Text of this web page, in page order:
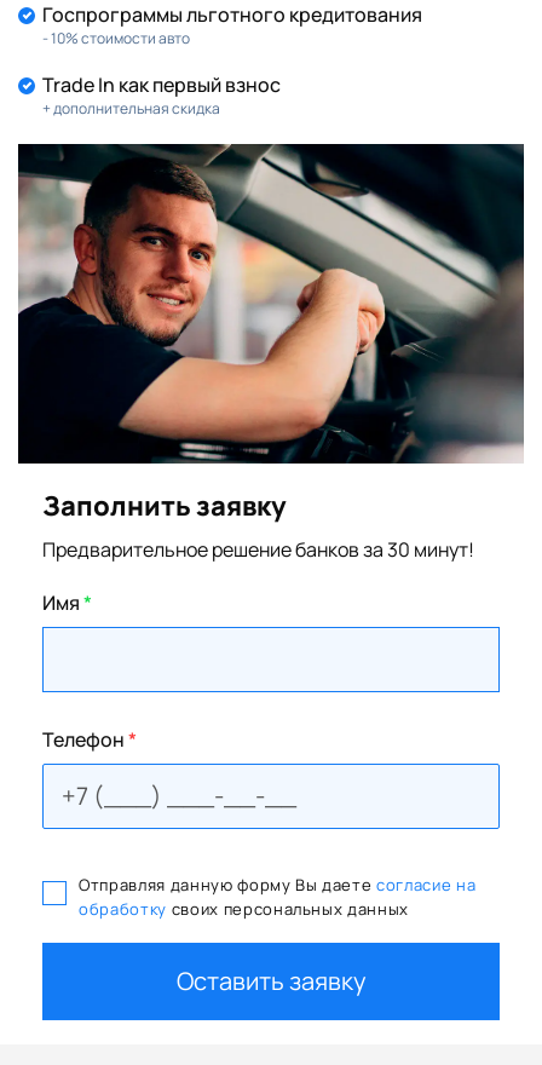
Госпрограммы льготного кредитования
- 10% стоимости авто
Trade In как первый взнос
+ дополнительная скидка
Заполнить заявку
Предварительное решение банков за 30 минут!
Имя*
Телефон*
Отправляя данную форму Вы даете согласие на
обработку своих персональных данных
Оставить заявку